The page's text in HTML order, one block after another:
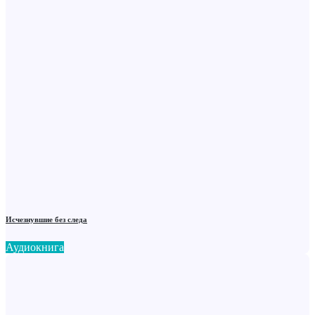
Исчезнувшие без следа
Аудиокнига